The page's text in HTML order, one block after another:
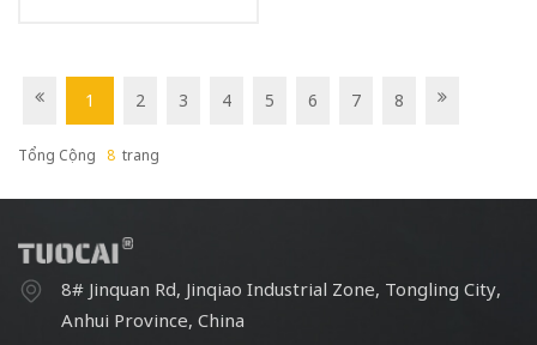
1 2 3 4 5 6 7 8
Tổng Cộng 8 Trang
8# Jinquan Rd, Jinqiao Industrial Zone, Tongling City,
Anhui Province, China